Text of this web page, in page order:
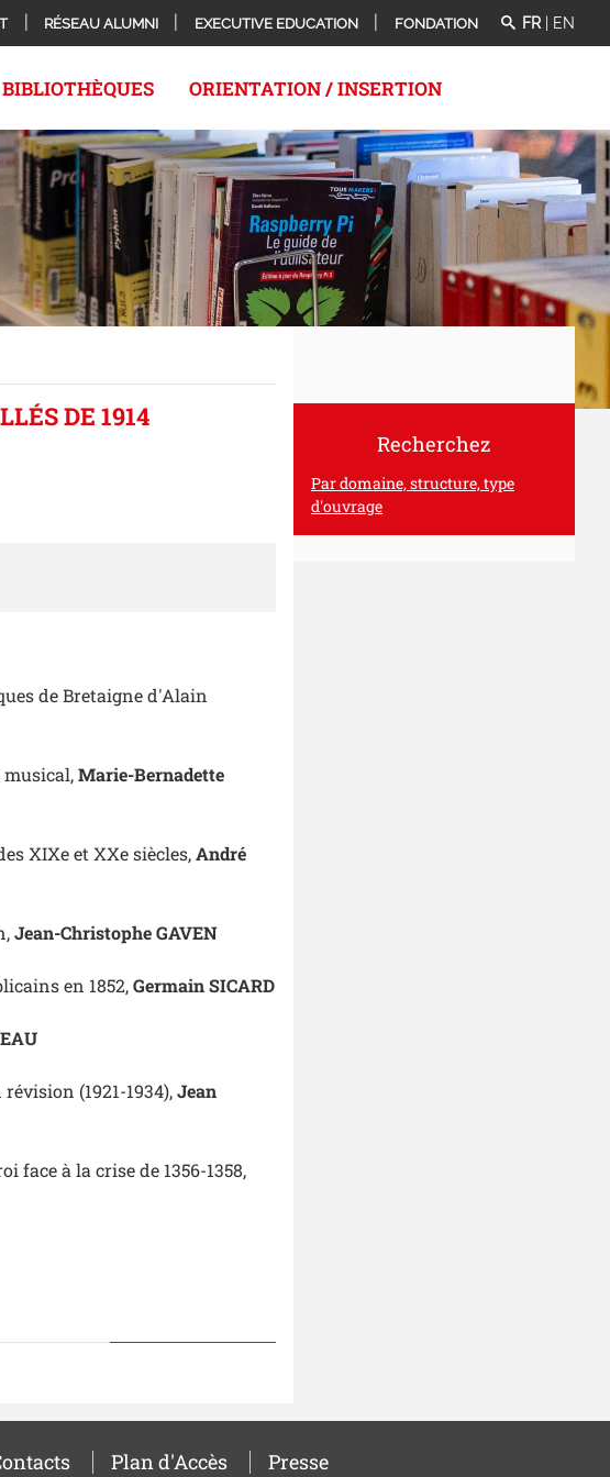
RÉSEAU ALUMNI EXECUTIVE EDUCATION FONDATION FR EN
BIBLIOTHÈQUES ORIENTATION / INSERTION
DE 1914
de Bretaigned'Alain
musical,Marie-Bernadette
XIXe et XXe siècles,André
Jean-Christophe GAVEN
en 1852,Germain SICARD
(1921-1934),Jean
face à la crise de 1356-1358,
Recherchez
Par domaine, structure, type
d'ouvrage
Plan d'Accès Presse